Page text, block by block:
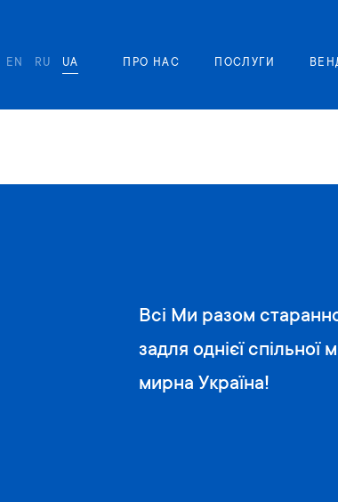
EN RU UA ПРО НАС ПОСЛУГИ
Всі Ми разом
задля однієї
мирна Україна!